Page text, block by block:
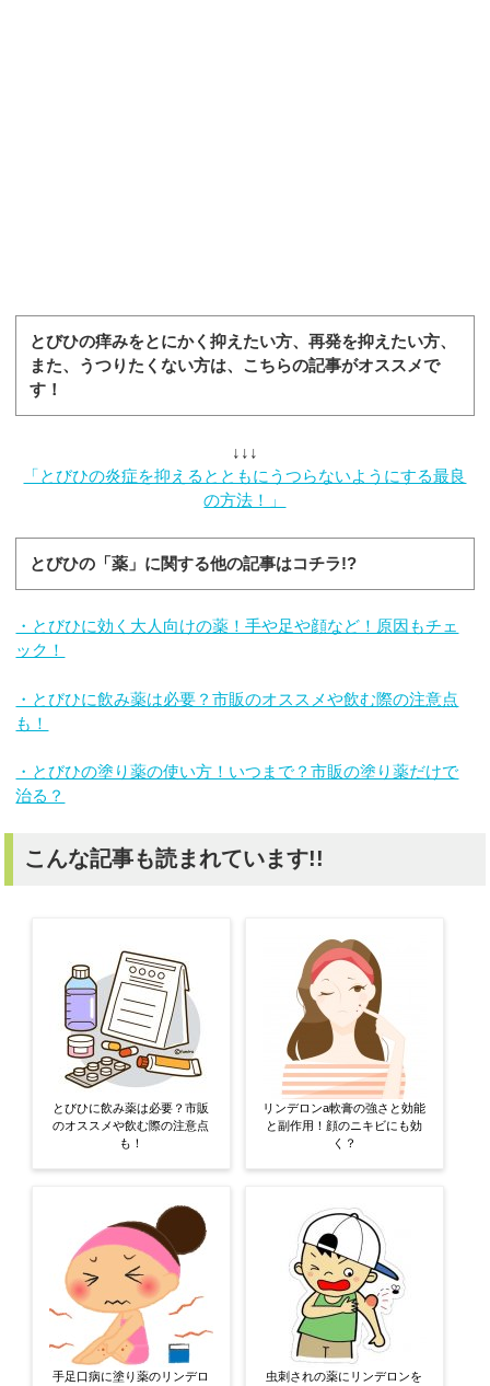
とびひの痒みをとにかく抑えたい方、再発を抑えたい方、
また、うつりたくない方は、こちらの記事がオススメで
す！
↓↓↓
「とびひの炎症を抑えるとともにうつらないようにする最良
の方法！」
とびひの「薬」に関する他の記事はコチラ!?
・とびひに効く大人向けの薬！手や足や顔など！原因もチェ
ック！
・とびひに飲み薬は必要？市販のオススメや飲む際の注意点
も！
・とびひの塗り薬の使い方！いつまで？市販の塗り薬だけで
治る？
こんな記事も読まれています!!
とびひに飲み薬は必要？市販
のオススメや飲む際の注意点
も！
手足口病に塗り薬のリンデロ
リンデロンa軟膏の強さと効能
と副作用！顔のニキビにも効
く？
虫刺されの薬にリンデロンを